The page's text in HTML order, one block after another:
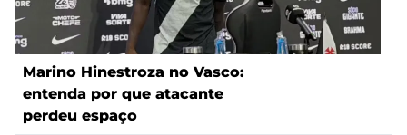
Marino Hinestroza no Vasco:
entenda por que atacante
perdeu espaço